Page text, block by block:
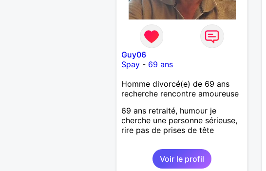
Guy06
Spay- 69 ans
Homme divorcé(e) de 69 ans
recherche rencontre amoureuse
69 ans retraité, humour je
cherche une personne sérieuse,
rire pas de prises de tête
Voir le profil